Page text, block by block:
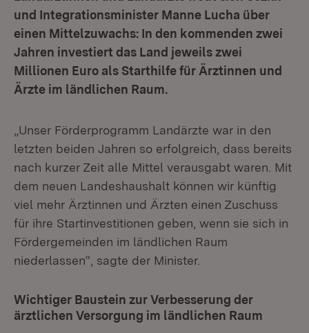
und Integrationsminister Manne Lucha über
einen Mittelzuwachs: In den kommenden zwei
Jahren investiert das Land jeweils zwei
Millionen Euro als Starthilfe für Ärztinnen und
Ärzte im ländlichen Raum.
„Unser Förderprogramm Landärzte war in den
letzten beiden Jahren so erfolgreich, dass bereits
nach kurzer Zeit alle Mittel verausgabt waren. Mit
dem neuen Landeshaushalt können wir künftig
viel mehr Ärztinnen und Ärzten einen Zuschuss
für ihre Startinvestitionen geben, wenn sie sich in
Fördergemeinden im ländlichen Raum
niederlassen“, sagte der Minister.
Wichtiger Baustein zur Verbesserung der
ärztlichen Versorgung im ländlichen Raum